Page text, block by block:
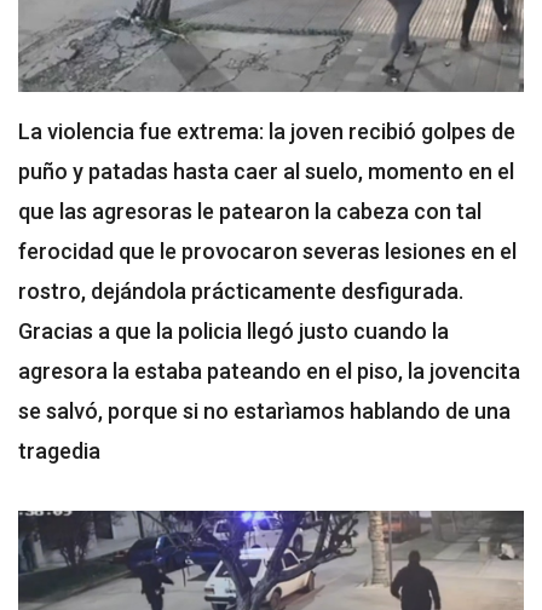
La violencia fue extrema: la joven recibió golpes de
puño y patadas hasta caer al suelo, momento en el
que las agresoras le patearon la cabeza con tal
ferocidad que le provocaron severas lesiones en el
rostro, dejándola prácticamente desfigurada.
Gracias a que la policia llegó justo cuando la
agresora la estaba pateando en el piso, la jovencita
se salvó, porque si no estarìamos hablando de una
tragedia